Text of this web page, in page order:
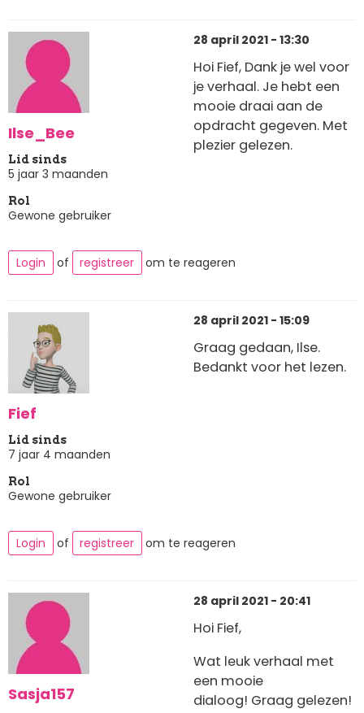
Ilse_Bee
Lid sinds
5 jaar 3 maanden
Rol
Gewone gebruiker
28 april 2021 - 13:30
Hoi Fief, Dank je wel voor
je verhaal. Je hebt een
mooie draai aan de
opdracht gegeven. Met
plezier gelezen.
Login of registreer om te reageren
Fief
Lid sinds
7 jaar 4 maanden
Rol
Gewone gebruiker
28 april 2021 - 15:09
Graag gedaan, Ilse.
Bedankt voor het lezen.
Login of registreer om te reageren
Sasja157
28 april 2021 - 20:41
Hoi Fief,
Wat leuk verhaal met
een mooie
dialoog! Graag gelezen!